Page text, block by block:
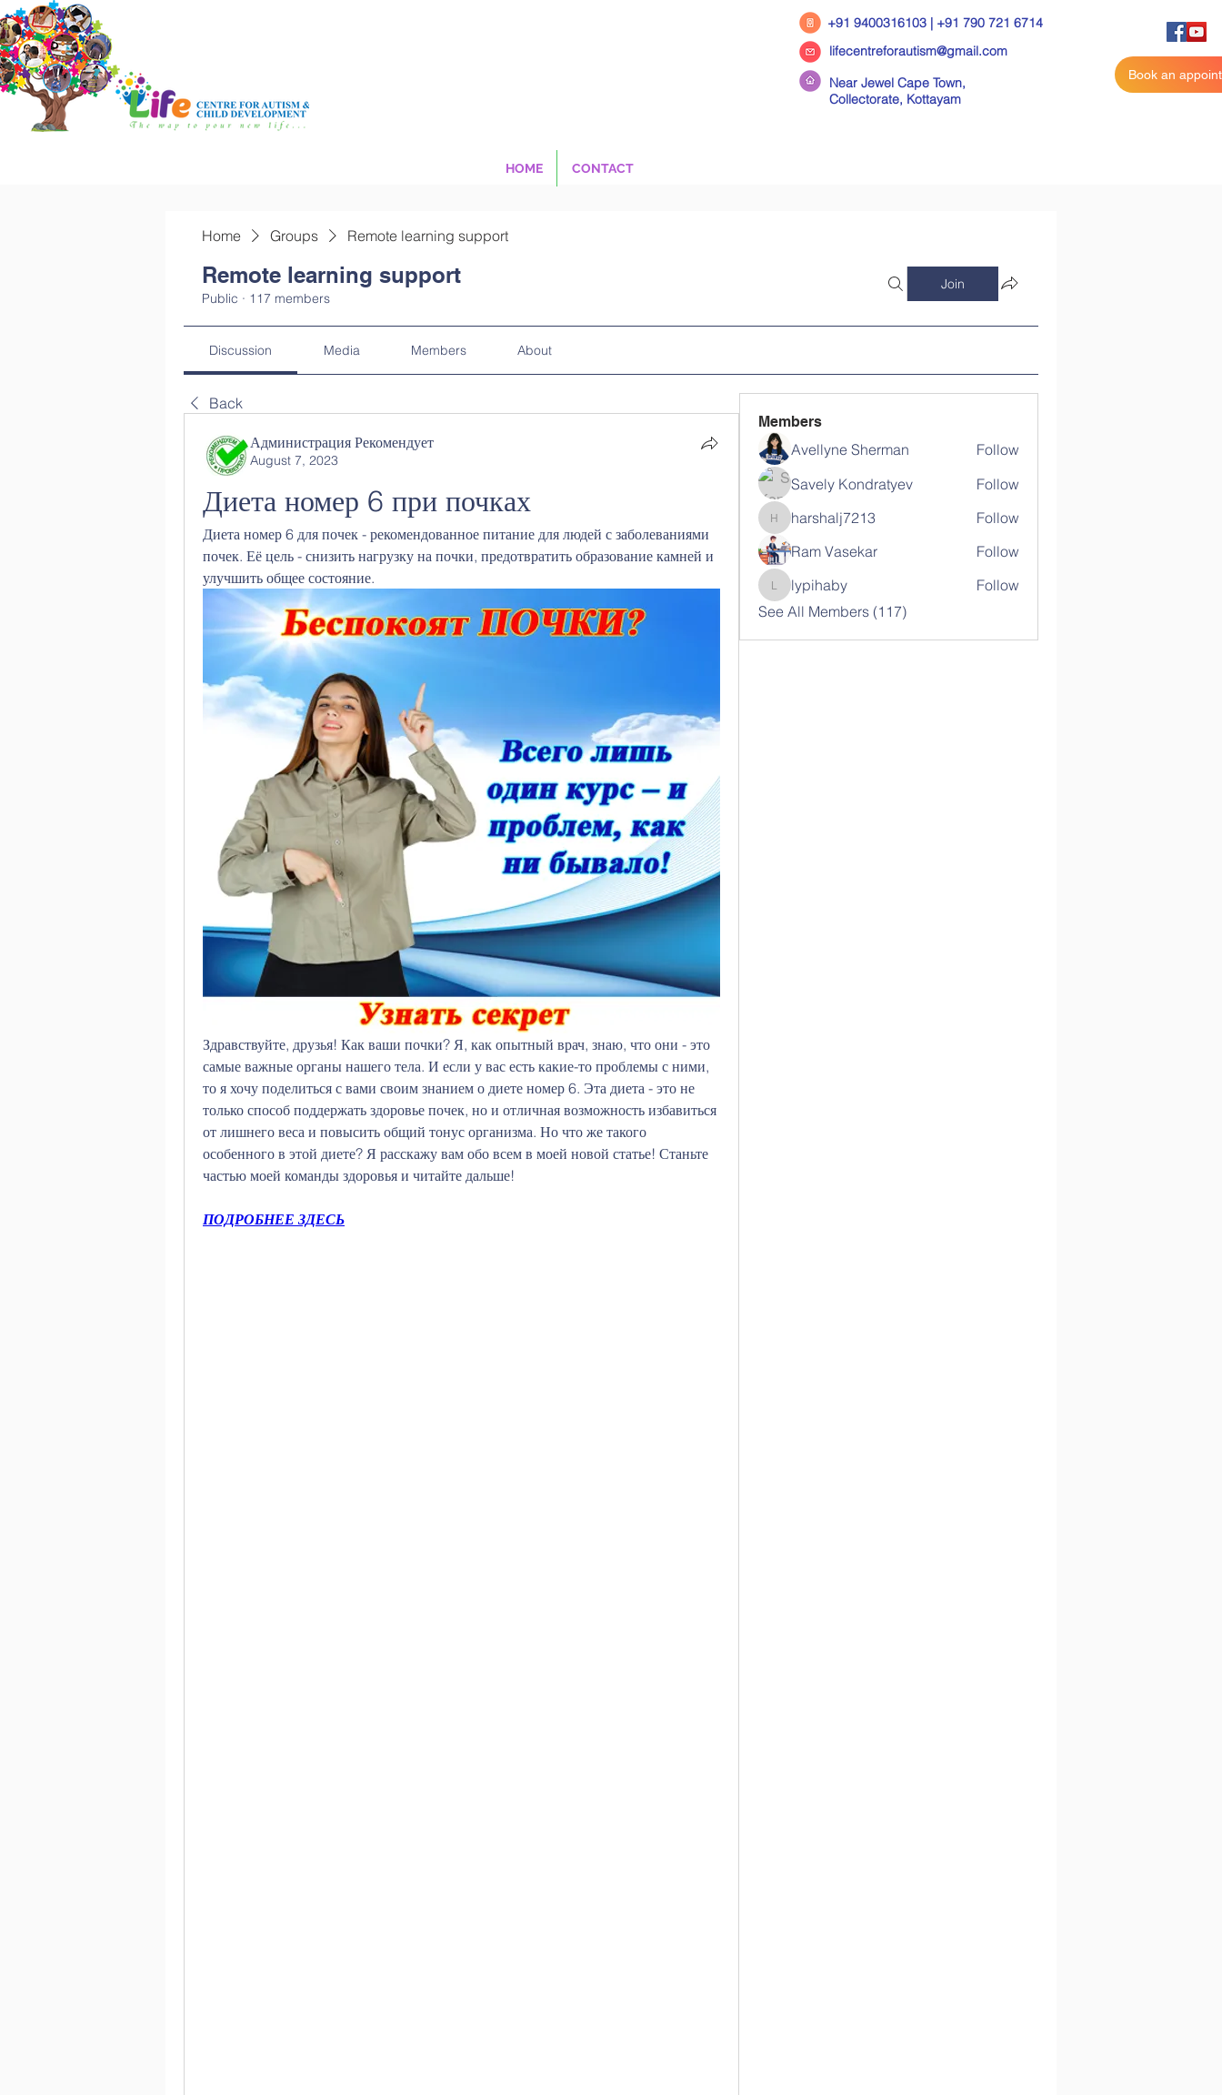
+91 9400316103 | +91 790 721 6714
lifecentreforautism@gmail.com
Near Jewel Cape Town,
Collectorate, Kottayam
Book an
HOME CONTACT
Home Groups Remote learning support
Remote learning support
Public · 117 members
Join
Discussion Media Members About
Back
Администрация Рекомендует
August 7, 2023
Диета номер 6 при почках
Диета номер 6 для почек - рекомендованное питание для людей с заболеваниями
почек. Её цель - снизить нагрузку на почки, предотвратить образование камней и
улучшить общее состояние.
Здравствуйте, друзья! Как ваши почки? Я, как опытный врач, знаю, что они - это
самые важные органы нашего тела. И если у вас есть какие-то проблемы с ними,
то я хочу поделиться с вами своим знанием о диете номер 6. Эта диета - это не
только способ поддержать здоровье почек, но и отличная возможность избавиться
от лишнего веса и повысить общий тонус организма. Но что же такого
особенного в этой диете? Я расскажу вам обо всем в моей новой статье! Станьте
частью моей команды здоровья и читайте дальше!
ПОДРОБНЕЕ ЗДЕСЬ
Members
Avellyne Sherman
Follow
Savely Kondratyev
Follow
harshalj7213
harshalj7213
Follow
Ram Vasekar
Follow
lypihaby
lypihaby
Follow
See All Members (117)